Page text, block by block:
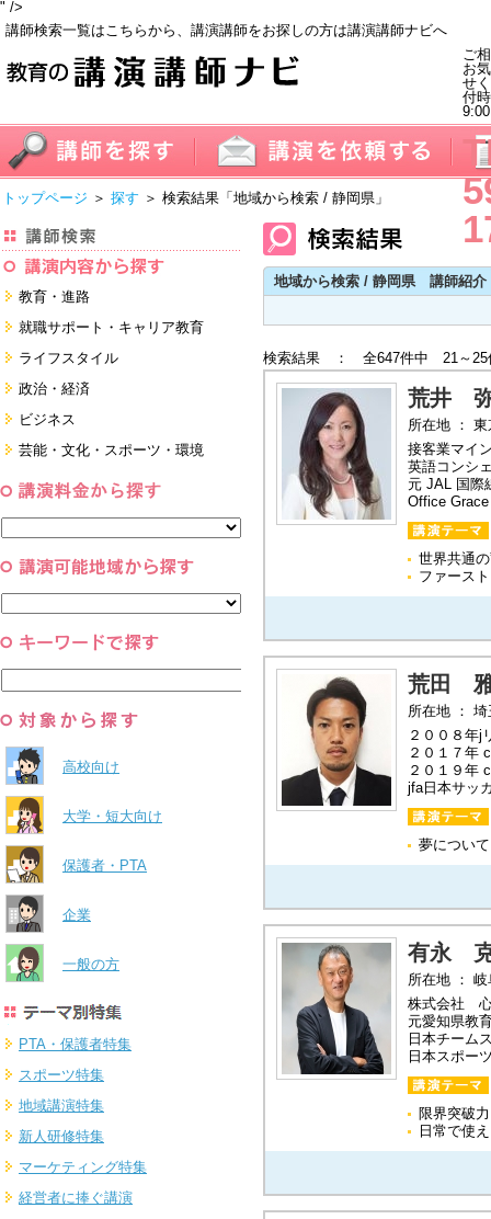
" />
講師検索一覧はこちらから、講演講師をお探しの方は講演講師ナビへ
ご
お
せ
付
トップページ ＞ 探す ＞ 検索結果 「地域から検索 / 静岡県」
教育・進路
進学・受験
教員・保護者
すべて
就職サポート・キャリア教育
就職サポートツール対策
面接・ディスカッション・マナー
対策
ライフスタイル
健康・美容・女性・食育
看護・介護・ボランティア
すべて
政治・経済
国際
日本
ビジネス
経営・マーケティング・ファイナ
ンス
コーチング・メンタルヘルス・人
芸能・文化・スポーツ・環境
スポーツ
すべて
高校向け
大学・短大向け
保護者・PTA
企業
一般の方
PTA・保護者特集
スポーツ特集
地域講演特集
新人研修特集
マーケティング特集
経営者に捧ぐ講演
地域から検索 / 静岡県 講師紹介
検索結果 ： 全647件中 21～25
荒井
所在地 ：
接客業マイ
英語コンシ
元 JAL 国際
Office
世界共通
ファース
荒田
所在地 ：
２００８年j
２０１７年
２０１９
jfa日本サッ
夢について
有永
所在地 ：
株式会社 心
元愛知県教
日本チーム
日本スポー
限界突破
日常で使